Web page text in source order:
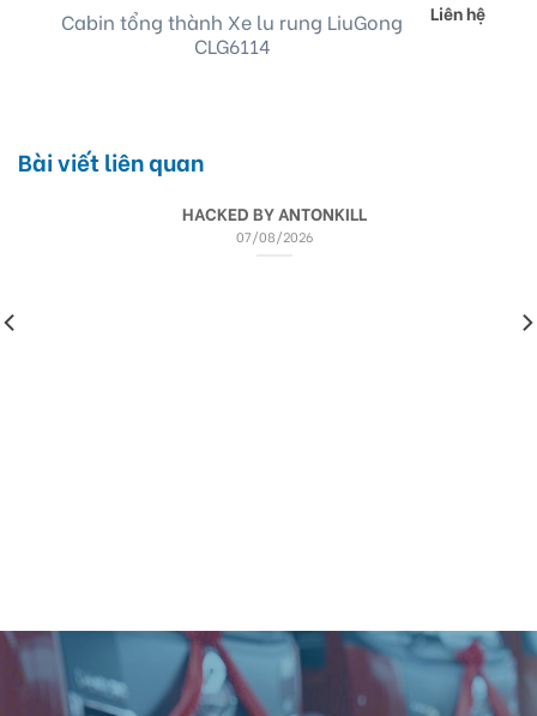
Cabin tổng thành Xe lu rung LiuGong
CLG6114
Liên hệ
Bài viết liên quan
HACKED BY ANTONKILL
07/08/2026